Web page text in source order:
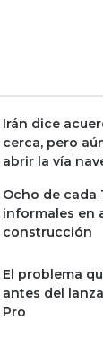
Irán dice
cerca, pero
abrir la vía
Ocho de cada
informales en
construcción
El problema
antes del
Pro